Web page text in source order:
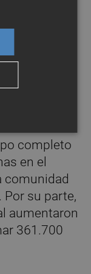
en el
puestos
un total de
el sector
un
anterior
completo
en el
comunidad
su parte,
aumentaron
361.700